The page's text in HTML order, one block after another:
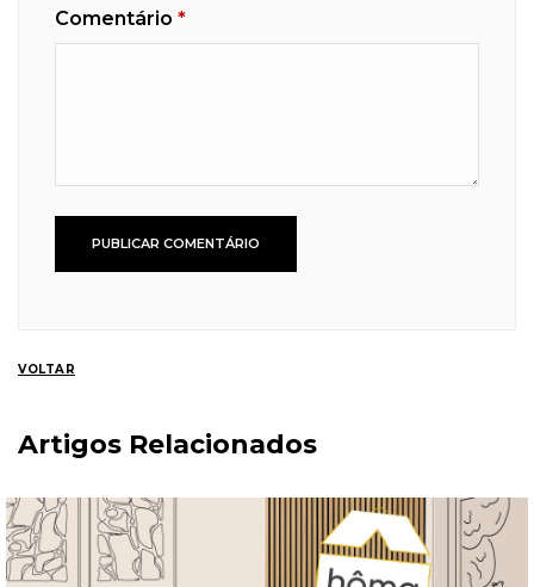
Comentário *
VOLTAR
Artigos Relacionados